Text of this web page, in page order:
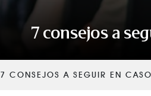
7 consejos a
7 CONSEJOS A SEGUIR EN